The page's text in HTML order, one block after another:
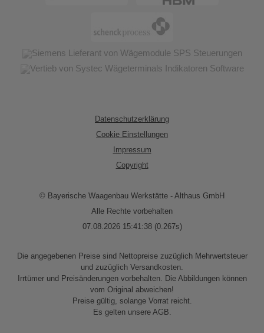
Datenschutzerklärung
Cookie Einstellungen
Impressum
Copyright
© Bayerische Waagenbau Werkstätte - Althaus GmbH
Alle Rechte vorbehalten
07.08.2026 15:41:38 (0.267s)
Die angegebenen Preise sind Nettopreise zuzüglich Mehrwertsteuer
und zuzüglich Versandkosten.
Irrtümer und Preisänderungen vorbehalten. Die Abbildungen können
vom Original abweichen!
Preise gültig, solange Vorrat reicht.
Es gelten unsere AGB.